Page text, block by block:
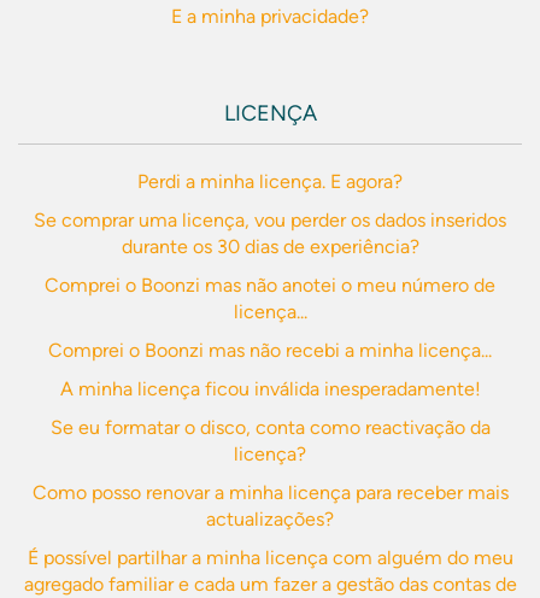
E a minha privacidade?
LICENÇA
Perdi a minha licença. E agora?
Se comprar uma licença, vou perder os dados inseridos
durante os 30 dias de experiência?
Comprei o Boonzi mas não anotei o meu número de
licença...
Comprei o Boonzi mas não recebi a minha licença...
A minha licença ficou inválida inesperadamente!
Se eu formatar o disco, conta como reactivação da
licença?
Como posso renovar a minha licença para receber mais
actualizações?
É possível partilhar a minha licença com alguém do meu
agregado familiar e cada um fazer a gestão das contas de